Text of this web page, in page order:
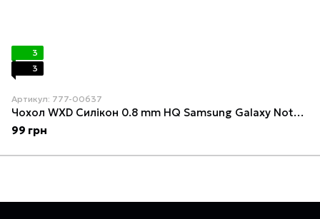
3
3
Артикул: 777-00637
Чохол WXD Силікон 0.8 mm HQ Samsung Galaxy Note 10 Lite (N770F) Прозорий
99 грн